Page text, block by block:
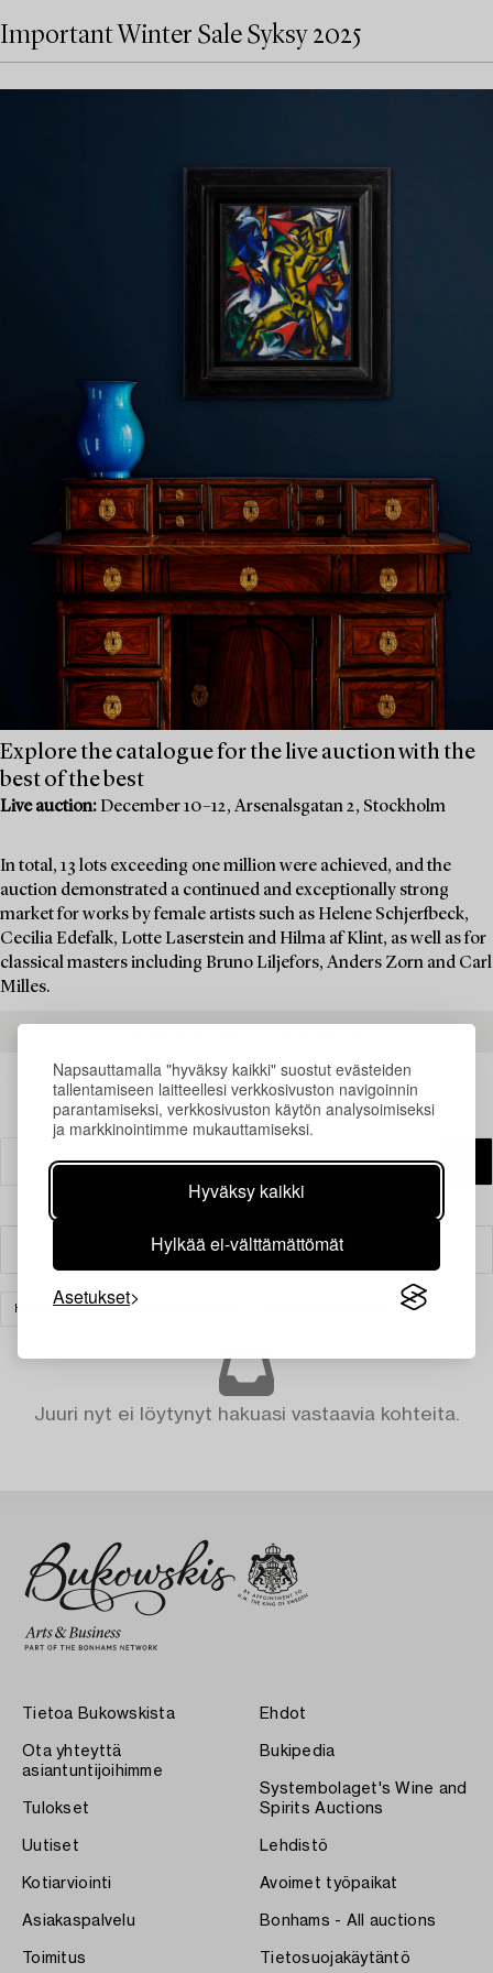
Napsauttamalla "hyväksy kaikki" suostut evästeiden
tallentamiseen laitteellesi verkkosivuston navigoinnin
parantamiseksi, verkkosivuston käytön analysoimiseksi
ja markkinointimme mukauttamiseksi.
Hyväksy kaikki
Hylkää ei-välttämättömät
Asetukset
Important Winter Sale Syksy 2025
Explore the catalogue for the live auction with the
best of the best
Live auction: December 10–12, Arsenalsgatan 2, Stockholm
In total, 13 lots exceeding one million were achieved, and the
auction demonstrated a continued and exceptionally strong
market for works by female artists such as Helene Schjerfbeck,
Cecilia Edefalk, Lotte Laserstein and Hilma af Klint, as well as for
classical masters including Bruno Liljefors, Anders Zorn and Carl
Milles.
Suodatin
HUONEKALUT JA TAIDEKÄSITYÖ
Juuri nyt ei löytynyt hakuasi vastaavia kohteita.
Tietoa Bukowskista
Ota yhteyttä
asiantuntijoihimme
Tulokset
Uutiset
Kotiarviointi
Asiakaspalvelu
Toimitus
Ehdot
Bukipedia
Systembolaget's Wine and
Spirits Auctions
Lehdistö
Avoimet työpaikat
Bonhams - All auctions
Tietosuojakäytäntö